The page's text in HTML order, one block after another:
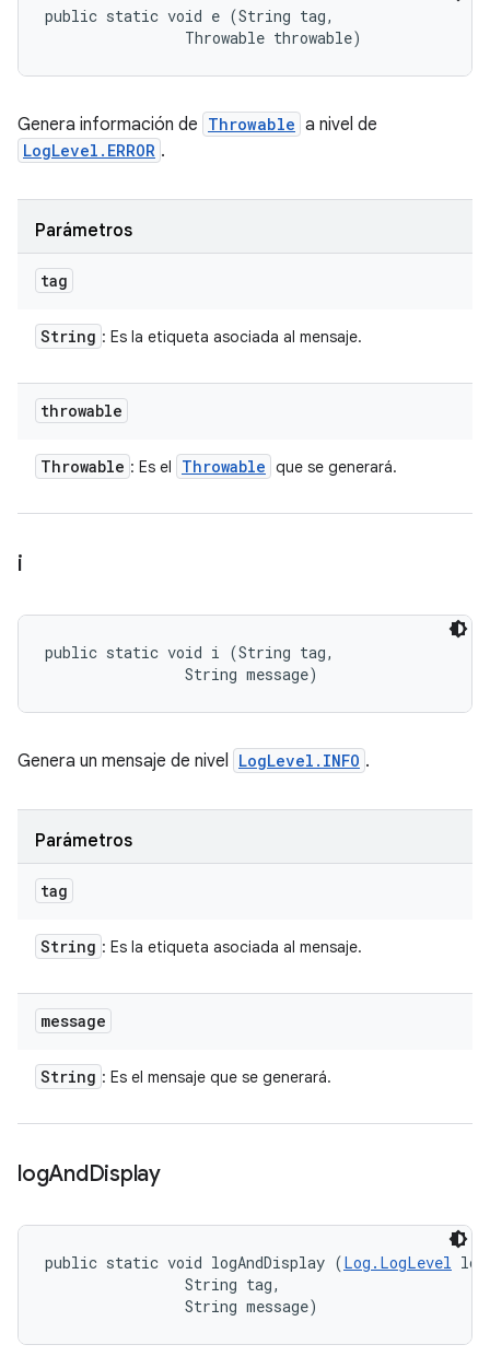
public static void e (String tag,
                Throwable throwable)
Genera información de Throwable a nivel de
LogLevel.ERROR .
Parámetros
tag
String : Es la etiqueta asociada al mensaje.
throwable
Throwable : Es el Throwable que se generará.
i
public static void i (String tag,
                String message)
Genera un mensaje de nivel LogLevel.INFO .
Parámetros
tag
String : Es la etiqueta asociada al mensaje.
message
String : Es el mensaje que se generará.
logAndDisplay
public static void logAndDisplay (Log.LogLevel
                String tag,
                String message)